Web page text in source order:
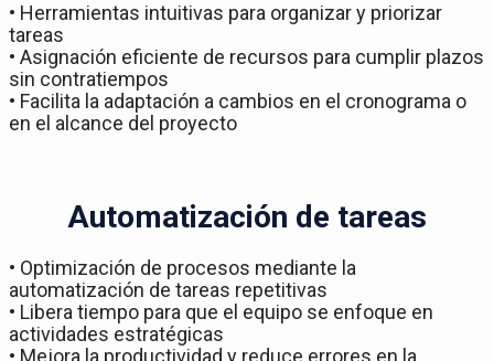
• Herramientas intuitivas para organizar y priorizar
tareas
• Asignación eficiente de recursos para cumplir plazos
sin contratiempos
• Facilita la adaptación a cambios en el cronograma o
en el alcance del proyecto
Automatización de tareas
• Optimización de procesos mediante la
automatización de tareas repetitivas
• Libera tiempo para que el equipo se enfoque en
actividades estratégicas